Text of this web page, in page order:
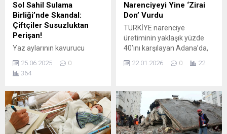
Sol Sahil Sulama
Birliği’nde Skandal:
Çiftçiler Susuzluktan
Perişan!
Yaz aylarının kavurucu
suyu bekleyen çiftçiler yine
yalnız bırakıldı. Adana’nın
ve Yemişli köylerinde
yaşayan üreticiler, Sol Sahil
Sulama Birliği’nin su
yönetimindeki skandallar
25.06.2025
0
364
Narenciyeyi Yine ‘Zirai
Don’ Vurdu
TÜRKİYE narenciye
üretiminin yaklaşık yüzde
40’ını karşılayan Adana’da,
derecelere kadar
mandalinalar dalında dondu.
Adana Tarım Platformu
Sözcüsü Cahit İncefikir,
soğukların etkisiyle ürünlerin
22.01.2026 0 22